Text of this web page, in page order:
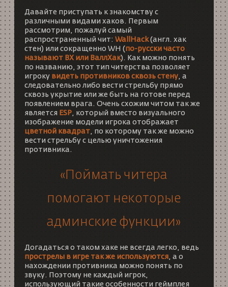
Давайте приступать к знакомству с
различными видами хаков. Первым
рассмотрим, пожалуй самый
распространенный чит: WallHack(англ. хак
стен) или сокращенно WH (по-русски часто
называют ВХ или ВаллХак). Как можно понять
по названию, этот тип читерства позволяет
игроку видеть противников сквозь стену, а
следовательно либо вести стрельбу прямо
сквозь укрытие или же быть на готове перед
появлением врага. Очень схожим читом так же
является ESP, который вместо визуального
изображение модели игрока отображает
цветной квадрат, по которому так же можно
вести стрельбу с целью уничтожения
противника.
«Поймать читера
помогают некоторые
админские функции»
Догадаться о таком хаке не всегда легко, ведь
прострелы в игре так же используются, а о
нахождении противника можно понять по
звуку. Поэтому не каждый игрок,
использующий такие особенности геймплея